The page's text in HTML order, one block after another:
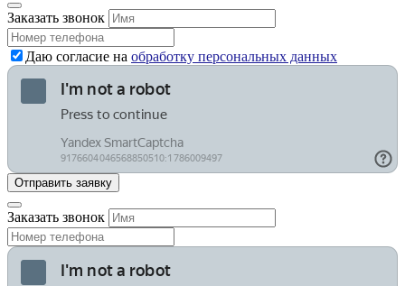
Заказать звонок
Даю согласие на обработку персональных данных
Заказать звонок